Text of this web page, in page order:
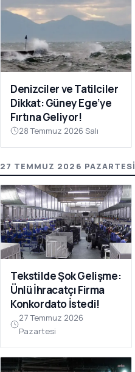
Denizciler ve Tatilciler
Dikkat: Güney Ege’ye
Fırtına Geliyor!
28 Temmuz 2026 Salı
27 TEMMUZ 2026 PAZARTESI
Tekstilde Şok Gelişme:
Ünlü İhracatçı Firma
Konkordato İstedi!
27 Temmuz 2026
Pazartesi